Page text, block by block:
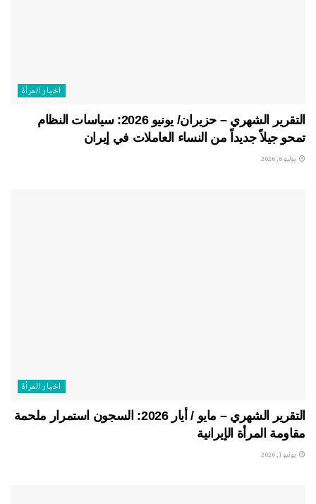
اخبار المرأة
التقرير الشهري – حزيران/ يونيو 2026: سياسات النظام
تمحو جيلاً جديداً من النساء العاملات في إيران
يوليو 6, 2026
اخبار المرأة
التقرير الشهري – مايو / أيار 2026: السجون استمرار ملحمة
مقاومة المرأة الإيرانية
يونيو 1, 2026